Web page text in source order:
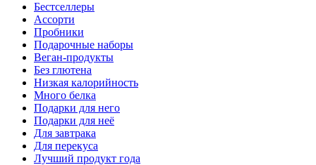
Бестселлеры
Ассорти
Пробники
Подарочные наборы
Веган-продукты
Без глютена
Низкая калорийность
Много белка
Подарки для него
Подарки для неё
Для завтрака
Для перекуса
Лучший продукт года